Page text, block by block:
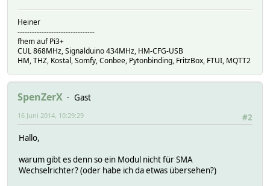
Heiner
--------------------------------
fhem auf Pi3+
CUL 868MHz, Signalduino 434MHz, HM-CFG-USB
HM, THZ, Kostal, Somfy, Conbee, Pytonbinding, FritzBox, FTUI, MQTT2
SpenZerX
Gast
#2
16 Juni 2014, 10:29:29
Hallo,
warum gibt es denn so ein Modul nicht für SMA
Wechselrichter? (oder habe ich da etwas übersehen?)